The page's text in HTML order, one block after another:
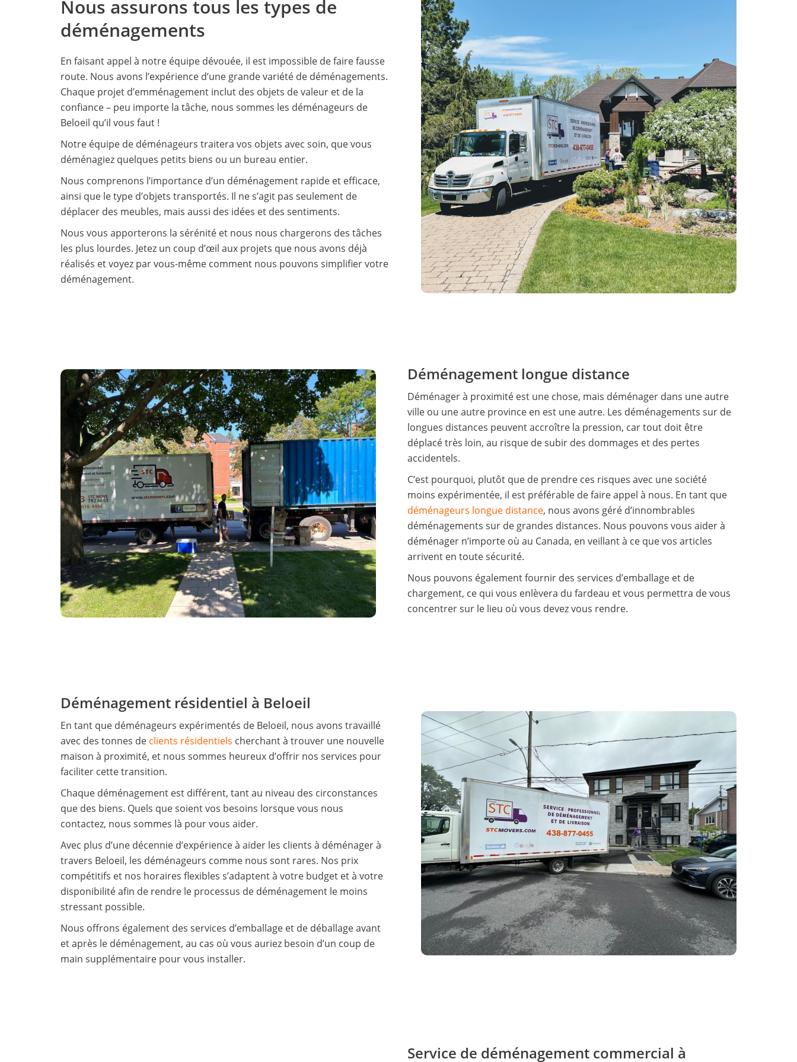
Nous assurons tous les types de
déménagements
En faisant appel à notre équipe dévouée, il est impossible de faire fausse
route. Nous avons l’expérience d’une grande variété de déménagements.
Chaque projet d’emménagement inclut des objets de valeur et de la
confiance – peu importe la tâche, nous sommes les déménageurs de
Beloeil qu’il vous faut !
Notre équipe de déménageurs traitera vos objets avec soin, que vous
déménagiez quelques petits biens ou un bureau entier.
Nous comprenons l’importance d’un déménagement rapide et efficace,
ainsi que le type d’objets transportés. Il ne s’agit pas seulement de
déplacer des meubles, mais aussi des idées et des sentiments.
Nous vous apporterons la sérénité et nous nous chargerons des tâches
les plus lourdes. Jetez un coup d’œil aux projets que nous avons déjà
réalisés et voyez par vous-même comment nous pouvons simplifier votre
déménagement.
Déménagement longue distance
Déménager à proximité est une chose, mais déménager dans une autre
ville ou une autre province en est une autre. Les déménagements sur de
longues distances peuvent accroître la pression, car tout doit être
déplacé très loin, au risque de subir des dommages et des pertes
accidentels.
C’est pourquoi, plutôt que de prendre ces risques avec une société
moins expérimentée, il est préférable de faire appel à nous. En tant que
déménageurs longue distance, nous avons géré d’innombrables
déménagements sur de grandes distances. Nous pouvons vous aider à
déménager n’importe où au Canada, en veillant à ce que vos articles
arrivent en toute sécurité.
Nous pouvons également fournir des services d’emballage et de
chargement, ce qui vous enlèvera du fardeau et vous permettra de vous
concentrer sur le lieu où vous devez vous rendre.
Déménagement résidentiel à Beloeil
En tant que déménageurs expérimentés de Beloeil, nous avons travaillé
avec des tonnes de clients résidentiels cherchant à trouver une nouvelle
maison à proximité, et nous sommes heureux d’offrir nos services pour
faciliter cette transition.
Chaque déménagement est différent, tant au niveau des circonstances
que des biens. Quels que soient vos besoins lorsque vous nous
contactez, nous sommes là pour vous aider.
Avec plus d’une décennie d’expérience à aider les clients à déménager à
travers Beloeil, les déménageurs comme nous sont rares. Nos prix
compétitifs et nos horaires flexibles s’adaptent à votre budget et à votre
disponibilité afin de rendre le processus de déménagement le moins
stressant possible.
Nous offrons également des services d’emballage et de déballage avant
et après le déménagement, au cas où vous auriez besoin d’un coup de
main supplémentaire pour vous installer.
Service de déménagement commercial à